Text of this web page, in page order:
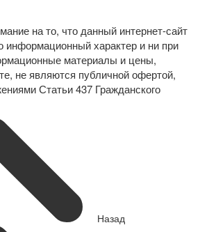
на то, что данный интернет-сайт
информационный характер и ни при
материалы и цены,
не являются публичной офертой,
Статьи 437 Гражданского
Назад